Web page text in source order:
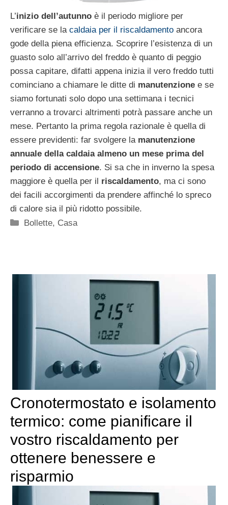
L’inizio dell’autunno è il periodo migliore per
verificare se la caldaia per il riscaldamento ancora
gode della piena efficienza. Scoprire l’esistenza di un
guasto solo all’arrivo del freddo è quanto di peggio
possa capitare, difatti appena inizia il vero freddo tutti
cominciano a chiamare le ditte di manutenzione e se
siamo fortunati solo dopo una settimana i tecnici
verranno a trovarci altrimenti potrà passare anche un
mese. Pertanto la prima regola razionale è quella di
essere previdenti: far svolgere la manutenzione
annuale della caldaia almeno un mese prima del
periodo di accensione. Si sa che in inverno la spesa
maggiore è quella per il riscaldamento, ma ci sono
dei facili accorgimenti da prendere affinché lo spreco
di calore sia il più ridotto possibile.
Categorie
Bollette, Casa
Cronotermostato e isolamento
termico: come pianificare il
vostro riscaldamento per
ottenere benessere e
risparmio